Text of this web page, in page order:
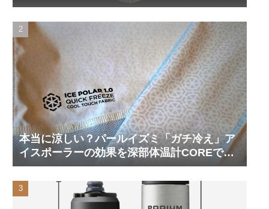
本当に涼しい？パールイズミ「ガチ冷え」ア
イスポーラーの効果を深部体温計COREで測
ってみた